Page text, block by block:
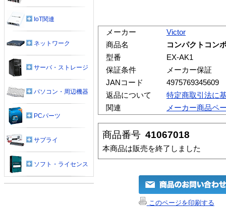
メーカー
Victor
商品名
コンパクトコン
型番
EX-AK1
保証条件
メーカー保証
JANコード
4975769345609
返品について
特定商取引法に
関連
メーカー商品ペ
商品番号 41067018
本商品は販売を終了しました
このページを印刷する
IoT関連
ネットワーク
サーバ・ストレージ
パソコン・周辺機器
PCパーツ
サプライ
ソフト・ライセンス